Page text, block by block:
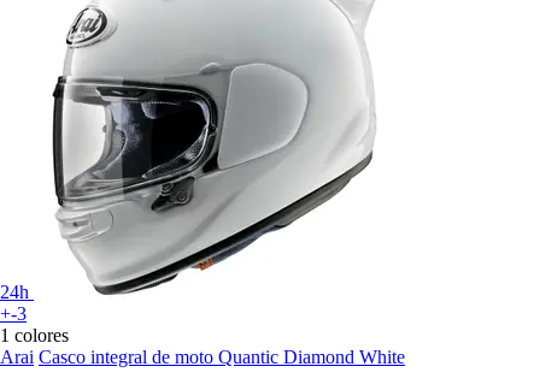
24h
+-3
1 colores
Arai Casco integral de moto Quantic Diamond White